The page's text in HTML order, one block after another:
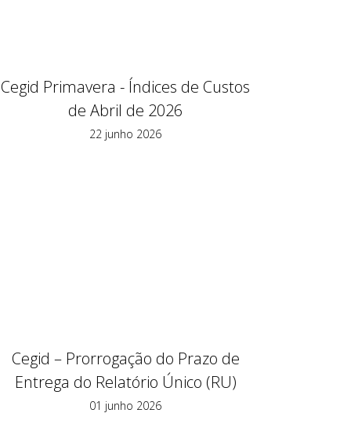
Cegid Primavera - Índices de Custos
de Abril de 2026
22 junho 2026
Cegid – Prorrogação do Prazo de
Entrega do Relatório Único (RU)
01 junho 2026